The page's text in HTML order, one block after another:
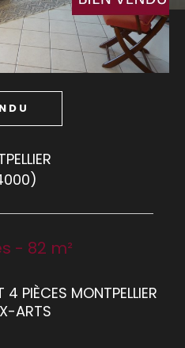
- 82 m²
PIÈCES MONTPELLIER
ARTS
CRITÈRES